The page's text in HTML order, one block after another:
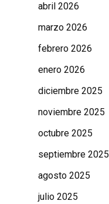
abril 2026
marzo 2026
febrero 2026
enero 2026
diciembre 2025
noviembre 2025
octubre 2025
septiembre 2025
agosto 2025
julio 2025